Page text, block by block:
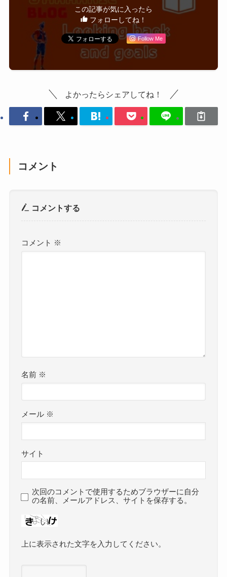
この記事が気に入ったら
フォローしてね！
Follow Me
よかったらシェアしてね！
コメント
コメントする
コメント ※
名前 ※
メール ※
サイト
次回のコメントで使用するためブラウザーに自分
の名前、メールアドレス、サイトを保存する。
上に表示された文字を入力してください。